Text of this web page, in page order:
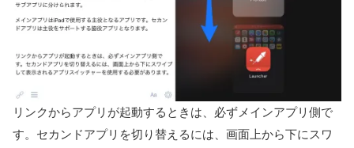
リンクからアプリが起動するときは、必ずメインアプリ側で
す。セカンドアプリを切り替えるには、画面上から下にスワ